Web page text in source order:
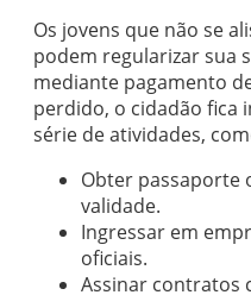
Os jovens que não se
podem regularizar sua
mediante pagamento
perdido, o cidadão fica
série de atividades,
Obter passaporte
validade.
Ingressar em
oficiais.
Assinar contratos